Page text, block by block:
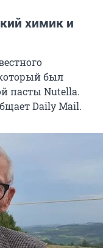
химик и
был
пасты Nutella.
Daily Mail.